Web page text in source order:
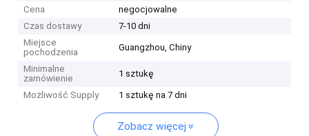
Cena
negocjowalne
Czas dostawy
7-10 dni
Miejsce
pochodzenia
Guangzhou, Chiny
Minimalne
zamówienie
1 sztukę
Możliwość Supply 1 sztukę na 7 dni
Zobacz więcej